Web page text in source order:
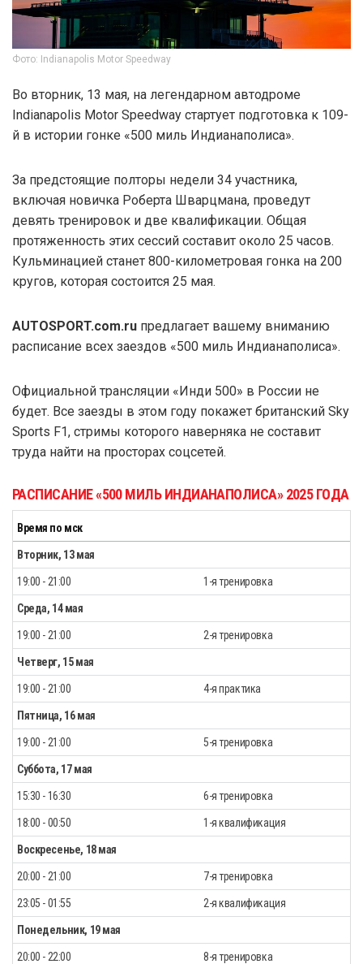
Фото: Indianapolis Motor Speedway
Во вторник, 13 мая, на легендарном автодроме
Indianapolis Motor Speedway стартует подготовка к 109-
й в истории гонке «500 миль Индианаполиса».
За предстоящие полторы недели 34 участника,
включая новичка Роберта Шварцмана, проведут
девять тренировок и две квалификации. Общая
протяженность этих сессий составит около 25 часов.
Кульминацией станет 800-километровая гонка на 200
кругов, которая состоится 25 мая.
AUTOSPORT.com.ru предлагает вашему вниманию
расписание всех заездов «500 миль Индианаполиса».
Официальной трансляции «Инди 500» в России не
будет. Все заезды в этом году покажет британский Sky
Sports F1, стримы которого наверняка не составит
труда найти на просторах соцсетей.
РАСПИСАНИЕ «500 МИЛЬ ИНДИАНАПОЛИСА» 2025 ГОДА
Время по мск
Вторник, 13 мая
19:00 - 21:00 1-я тренировка
Среда, 14 мая
19:00 - 21:00 2-я тренировка
Четверг, 15 мая
19:00 - 21:00 4-я практика
Пятница, 16 мая
19:00 - 21:00 5-я тренировка
Суббота, 17 мая
15:30 - 16:30 6-я тренировка
18:00 - 00:50 1-я квалификация
Воскресенье, 18 мая
20:00 - 21:00 7-я тренировка
23:05 - 01:55 2-я квалификация
Понедельник, 19 мая
20:00 - 22:00 8-я тренировка